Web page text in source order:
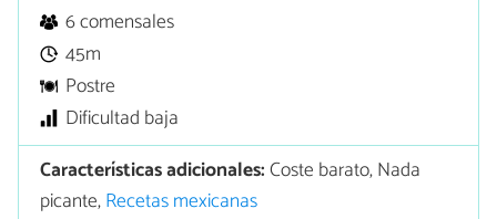
6 comensales
45m
Postre
Dificultad baja
Características adicionales:Coste barato, Nada
picante,Recetas mexicanas